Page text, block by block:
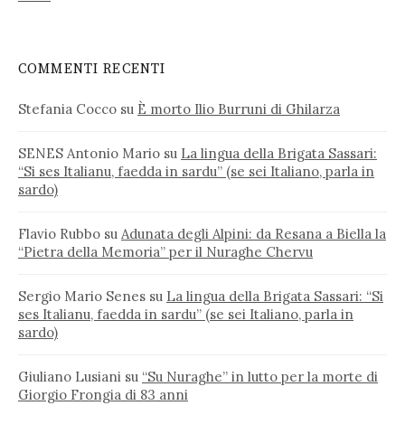
COMMENTI RECENTI
Stefania Cocco su È morto Ilio Burruni di Ghilarza
SENES Antonio Mario su La lingua della Brigata Sassari:
“Si ses Italianu, faedda in sardu” (se sei Italiano, parla in
sardo)
Flavio Rubbo su Adunata degli Alpini: da Resana a Biella la
“Pietra della Memoria” per il Nuraghe Chervu
Sergio Mario Senes su La lingua della Brigata Sassari: “Si
ses Italianu, faedda in sardu” (se sei Italiano, parla in
sardo)
Giuliano Lusiani su “Su Nuraghe” in lutto per la morte di
Giorgio Frongia di 83 anni